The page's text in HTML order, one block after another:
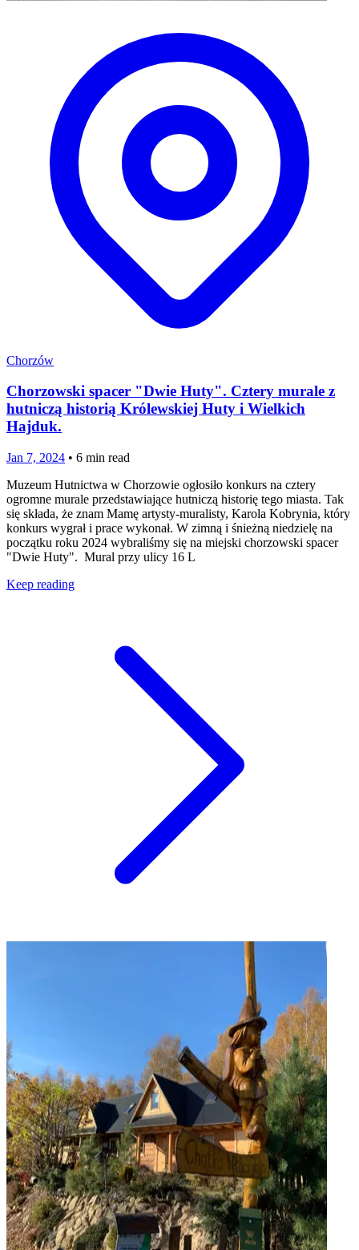
Chorzów
Chorzowski spacer "Dwie Huty". Cztery murale z
hutniczą historią Królewskiej Huty i Wielkich
Hajduk.
Jan 7, 2024 • 6 min read
Muzeum Hutnictwa w Chorzowie ogłosiło konkurs na cztery
ogromne murale przedstawiające hutniczą historię tego miasta. Tak
się składa, że znam Mamę artysty-muralisty, Karola Kobrynia, który
konkurs wygrał i prace wykonał. W zimną i śnieżną niedzielę na
początku roku 2024 wybraliśmy się na miejski chorzowski spacer
"Dwie Huty". Mural przy ulicy 16 L
Keep reading